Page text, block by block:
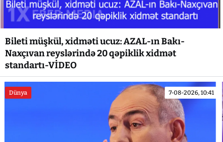
Bileti müşkül, xidməti ucuz: AZAL-ın Bakı-
Naxçıvan reyslərində 20 qəpiklik xidmət
standartı-VİDEO
Dünya 7-08-2026, 10:41